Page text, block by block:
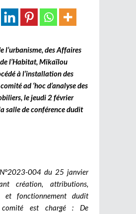
l’urbanisme, des Affaires
l’Habitat, Mikaïlou
à l’installation des
ad ‘hoc d’analyse des
, le jeudi 2 février
salle de conférence dudit
3-004 du 25 janvier
création, attributions,
et fonctionnement dudit
est chargé : De